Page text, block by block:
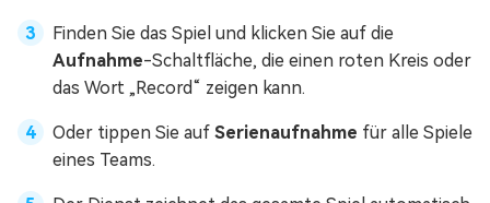
Finden Sie das Spiel und klicken Sie auf die
Aufnahme-Schaltfläche, die einen roten Kreis oder
das Wort „Record“ zeigen kann.
Oder tippen Sie auf Serienaufnahme für alle Spiele
eines Teams.